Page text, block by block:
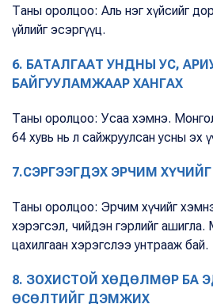
Таны оролцоо: Аль нэг хүйсийг
үйлийг эсэргүүц.
6. БАТАЛГААТ УНДНЫ УС,
БАЙГУУЛАМЖААР ХАНГАХ
Таны оролцоо: Усаа хэмнэ.
64 хувь нь л сайжруулсан усны эх
7.СЭРГЭЭГДЭХ ЭРЧИМ
Таны оролцоо: Эрчим хүчийг
хэрэгсэл, чийдэн гэрлийг ашигла.
цахилгаан хэрэгслээ унтрааж бай.
8. ЗОХИСТОЙ ХӨДӨЛМӨР БА
ӨСӨЛТИЙГ ДЭМЖИХ